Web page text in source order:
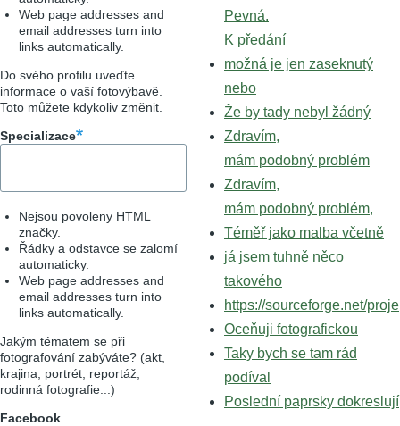
Web page addresses and
email addresses turn into
links automatically.
Do svého profilu uveďte
informace o vaší fotovýbavě.
Toto můžete kdykoliv změnit.
Specializace
Nejsou povoleny HTML
značky.
Řádky a odstavce se zalomí
automaticky.
Web page addresses and
email addresses turn into
links automatically.
Jakým tématem se při
fotografování zabýváte? (akt,
krajina, portrét, reportáž,
rodinná fotografie...)
Facebook
Pevná.
K předání
možná je jen zaseknutý
nebo
Že by tady nebyl žádný
Zdravím,
mám podobný problém
Zdravím,
mám podobný problém,
Téměř jako malba včetně
já jsem tuhně něco
takového
https://sourceforge.net/proje
Oceňuji fotografickou
Taky bych se tam rád
podíval
Poslední paprsky dokreslují